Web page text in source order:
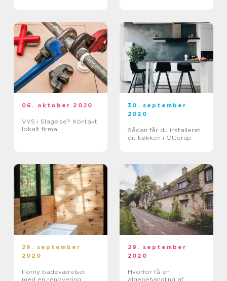
06. oktober 2020
VVS i Slagelse? Kontakt
lokalt firma
30. september
2020
Sådan får du installeret
dit køkken i Otterup
29. september
2020
Forny badeværelset
med en renovering
29. september
2020
Hvorfor få en
algebehandling af